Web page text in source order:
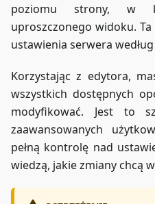
poziomu strony, w
uproszczonego widoku.
ustawienia serwera
Korzystając z edytora,
wszystkich dostępnych
modyfikować. Jest to
zaawansowanych
pełną kontrolę nad
wiedzą, jakie zmiany chcą